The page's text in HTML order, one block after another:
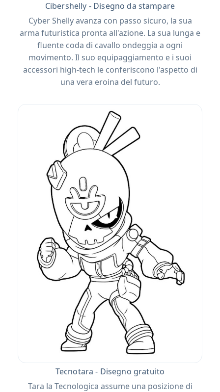
Cibershelly - Disegno da stampare
Cyber ​​Shelly avanza con passo sicuro, la sua
arma futuristica pronta all'azione. La sua lunga e
fluente coda di cavallo ondeggia a ogni
movimento. Il suo equipaggiamento e i suoi
accessori high-tech le conferiscono l'aspetto di
una vera eroina del futuro.
Tecnotara - Disegno gratuito
Tara la Tecnologica assume una posizione di